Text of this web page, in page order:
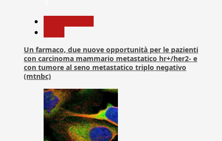
Un farmaco, due nuove opportunità per le pazienti
con carcinoma mammario metastatico hr+/her2- e
con tumore al seno metastatico triplo negativo
(mtnbc)